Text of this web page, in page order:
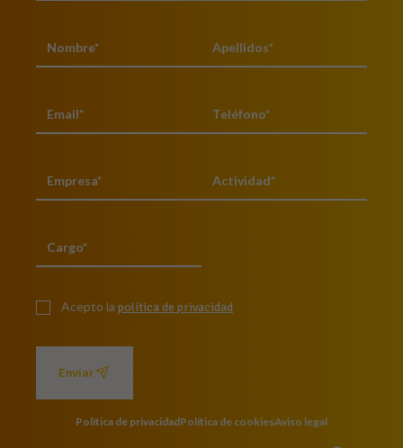
Acepto la política de privacidad
Enviar
Política de privacidadPolítica de cookiesAviso legal